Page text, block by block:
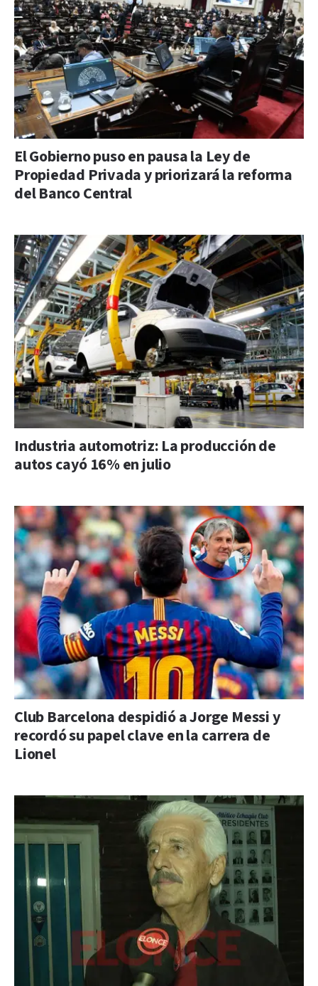
El Gobierno puso en pausa la Ley de
Propiedad Privada y priorizará la reforma
del Banco Central
Industria automotriz: La producción de
autos cayó 16% en julio
Club Barcelona despidió a Jorge Messi y
recordó su papel clave en la carrera de
Lionel